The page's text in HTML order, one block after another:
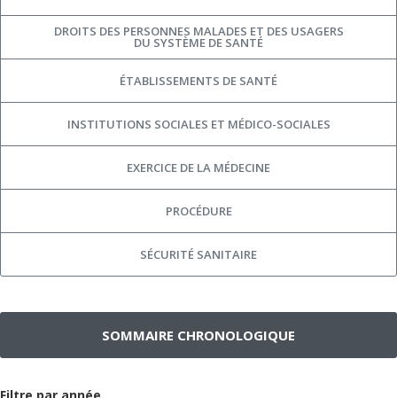
DROITS DES PERSONNES MALADES ET DES USAGERS
DU SYSTÈME DE SANTÉ
ÉTABLISSEMENTS DE SANTÉ
INSTITUTIONS SOCIALES ET MÉDICO-SOCIALES
EXERCICE DE LA MÉDECINE
PROCÉDURE
SÉCURITÉ SANITAIRE
SOMMAIRE CHRONOLOGIQUE